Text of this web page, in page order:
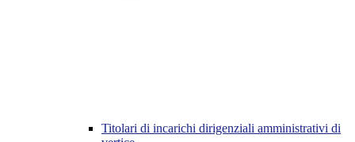
Titolari di incarichi dirigenziali amministrativi di